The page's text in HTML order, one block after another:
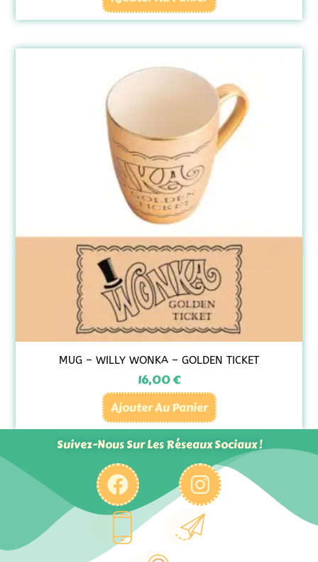
MUG – WILLY WONKA – GOLDEN TICKET
16,00€
Ajouter Au Panier
Suivez-Nous Sur Les Réseaux Sociaux !